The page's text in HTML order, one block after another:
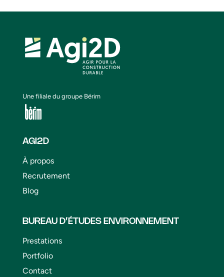
Une filiale du groupe Bérim
AGI2D
À propos
Recrutement
Blog
BUREAU D’ÉTUDES ENVIRONNEMENT
Prestations
Portfolio
Contact